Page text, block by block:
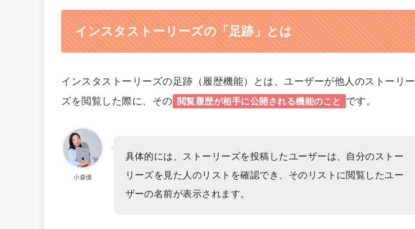
インスタストーリーズの「足跡」とは
インスタストーリーズの足跡（履歴機能）とは、ユーザーが他人のストーリー
ズを閲覧した際に、その
閲覧履歴が相手に公開される機能のこと です。
小森優
具体的には、ストーリーズを投稿したユーザーは、自分のストー
リーズを見た人のリストを確認でき、そのリストに閲覧したユー
ザーの名前が表示されます。